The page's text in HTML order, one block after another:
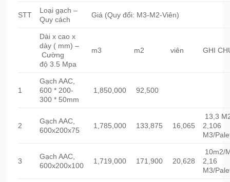
STT
Loại gạch –
Quy cách
Giá (Quy đổi: M3-M2-Viên)
Dài x cao x
dày ( mm) –
Cường
độ 3.5 Mpa
m3 m2 viên GHI
1
Gạch AAC,
600 * 200-
300 * 50mm
1,850,000 92,500
2
Gạch AAC,
600x200x75
1,785,000 133,875 16,065
13,3
2,106
M3/
3
Gạch AAC,
600x200x100
1,719,000 171,900 20,628
10m2/
2,16
M3/